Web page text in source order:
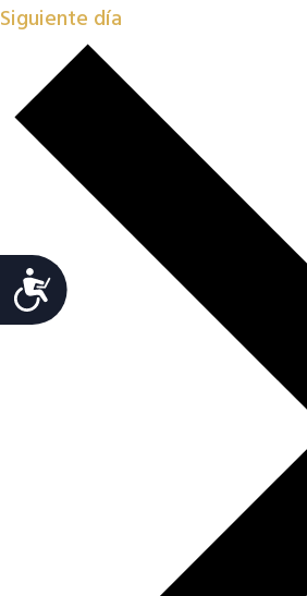
Accesibilidad
Siguiente día